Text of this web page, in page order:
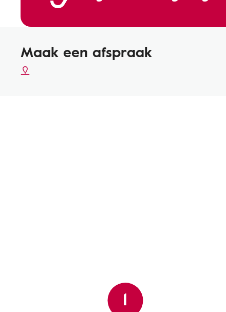
Maak een afspraak
1